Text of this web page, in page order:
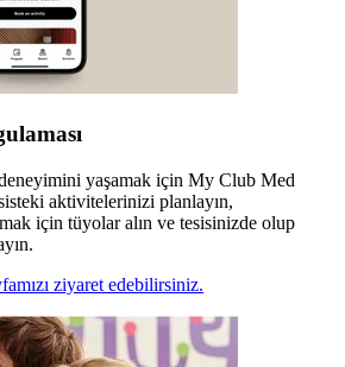
yaşamak için My Club Med
aktivitelerinizi planlayın,
için tüyolar alın ve tesisinizde olup
ziyaret edebilirsiniz.